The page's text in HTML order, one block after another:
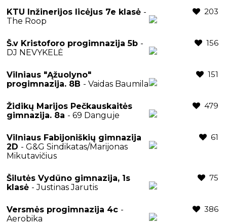
KTU Inžinerijos licėjus 7e klasė -
The Roop
203
Š.v Kristoforo progimnazija 5b -
DJ NEVYKELĖ
156
Vilniaus "Ąžuolyno"
progimnazija. 8B - Vaidas Baumila
151
Židikų Marijos Pečkauskaitės
gimnazija. 8a - 69 Danguje
479
Vilniaus Fabijoniškių gimnazija
2D - G&G Sindikatas/Marijonas
Mikutavičius
61
Šilutės Vydūno gimnazija, 1s
klasė - Justinas Jarutis
75
Versmės progimnazija 4c -
Aerobika
386